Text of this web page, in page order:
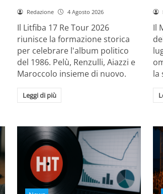
Redazione 4 Agosto 2026
Il Litfiba 17 Re Tour 2026
riunisce la formazione storica
per celebrare l'album politico
del 1986. Pelù, Renzulli, Aiazzi e
Maroccolo insieme di nuovo.
Leggi di più
Il
la